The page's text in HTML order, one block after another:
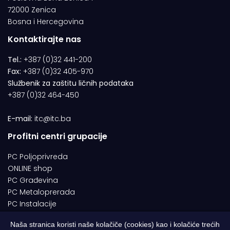
72000 Zenica
Bosna i Hercegovina
Kontaktirajte nas
Tel.: +387 (0)32 441-200
Fax: +387 (0)32 405-970
Službenik za zaštitu ličnih podataka
+387 (0)32 464-450
E-mail: itc@itc.ba
Profitni centri grupacije
PC Poljoprivreda
ONLINE shop
PC Građevina
PC Metaloprerada
PC Instalacije
Naša stranica koristi naše kolačiče (cookies) kao i kolačiće trećih